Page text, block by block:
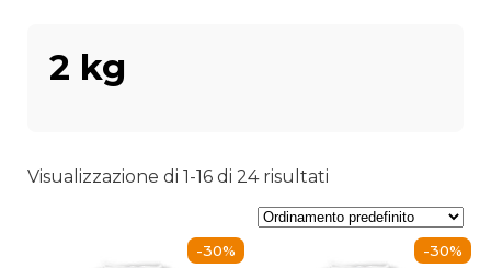
2 kg
Visualizzazione di 1-16 di 24 risultati
-30% -30%